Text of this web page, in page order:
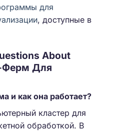
для
, доступные в
About
Ферм Для
и как она работает?
кластер для
обработкой. В